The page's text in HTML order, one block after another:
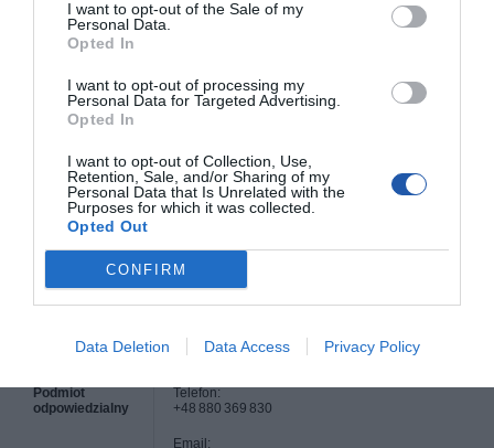
I want to opt-out of the Sale of my
Personal Data.
Opted In
I want to opt-out of processing my
Personal Data for Targeted Advertising.
Opted In
I want to opt-out of Collection, Use,
Retention, Sale, and/or Sharing of my
Personal Data that Is Unrelated with the
Purposes for which it was collected.
Opted Out
CONFIRM
Data Deletion Data Access Privacy Policy
INFORMACJE HANDLOWE
Kod producenta LCCDTS3DCADSUBRN11
producenta
Tower I, 333 Preston St #700, Ottawa, Ontario,
K1S 5N4, Kanada
Strona internetowa:
+1 613 728 0826
+1 800 772 6735 (USA)
+1 613 724 3461
Podmiot
odpowiedzialny
Telefon:
+48 880 369 830
Email: